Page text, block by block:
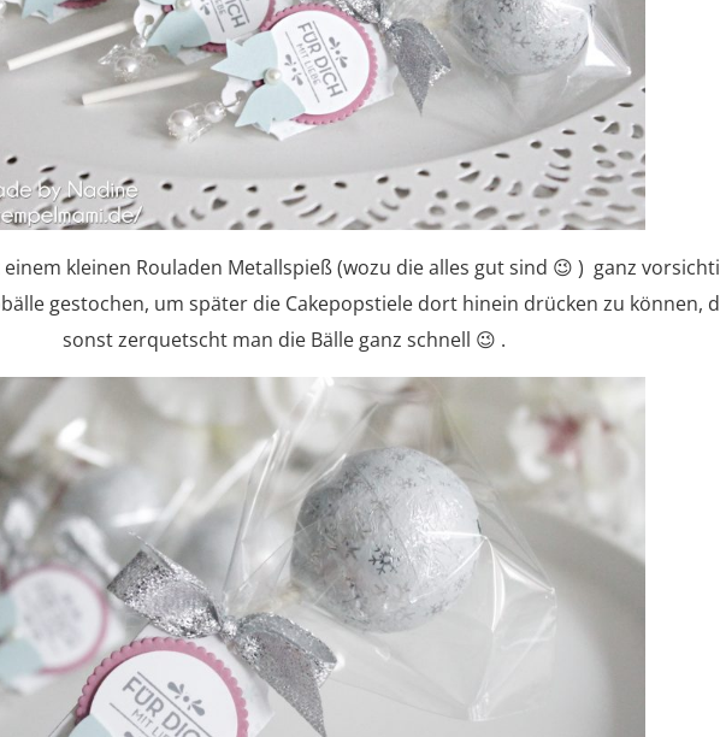
kleinen Rouladen Metallspieß (wozu die alles gut sind 😉 ) ganz
gestochen, um später die Cakepopstiele dort hinein drücken zu können,
sonst zerquetscht man die Bälle ganz schnell 😉 .